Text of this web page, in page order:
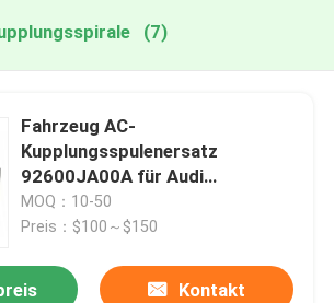
(7)
Fahrzeug AC-
Kupplungsspulenersatz
92600JA00A für Audi
Volkswagen
MOQ：10-50
Preis：$100～$150
Kontakt